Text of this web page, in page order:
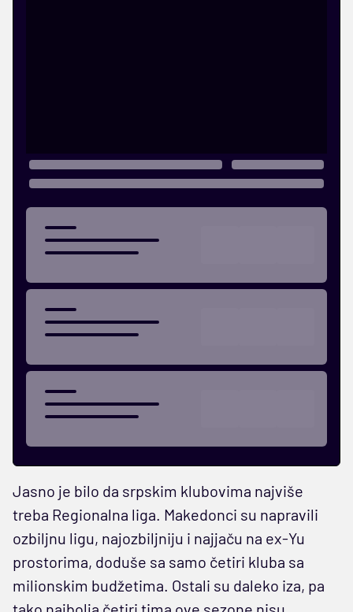
Jasno je bilo da srpskim klubovima najviše
treba Regionalna liga. Makedonci su napravili
ozbiljnu ligu, najozbiljniju i najjaču na ex-Yu
prostorima, doduše sa samo četiri kluba sa
milionskim budžetima. Ostali su daleko iza, pa